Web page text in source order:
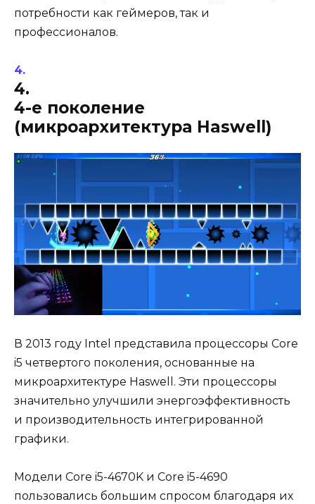
потребности как геймеров, так и
профессионалов.
4.
4-е поколение
(микроархитектура Haswell)
В 2013 году Intel представила процессоры Core
i5 четвертого поколения, основанные на
микроархитектуре Haswell. Эти процессоры
значительно улучшили энергоэффективность
и производительность интегрированной
графики.
Модели Core i5-4670K и Core i5-4690
пользовались большим спросом благодаря их